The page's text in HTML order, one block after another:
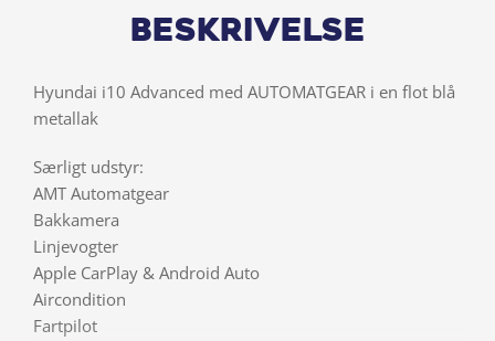
Beskrivelse
Hyundai i10 Advanced med AUTOMATGEAR i en flot blå
metallak
Særligt udstyr:
AMT Automatgear
Bakkamera
Linjevogter
Apple CarPlay & Android Auto
Aircondition
Fartpilot